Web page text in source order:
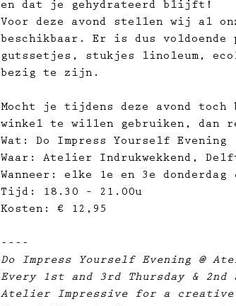
en dat je gehydrateerd blijft!
Voor deze avond stellen wij al
beschikbaar. Er is dus
gutssetjes, stukjes linoleum,
bezig te zijn.
Mocht je tijdens deze avond toch
winkel te willen gebruiken, dan
Wat: Do Impress Yourself Evening
Waar: Atelier Indrukwekkend,
Wanneer: elke 1e en 3e donderdag
Tijd: 18.30 – 21.00u
Kosten: € 12,95
----
Do Impress Yourself Evening @
Every 1st and 3rd Thursday & 2nd
Atelier Impressive for a creative